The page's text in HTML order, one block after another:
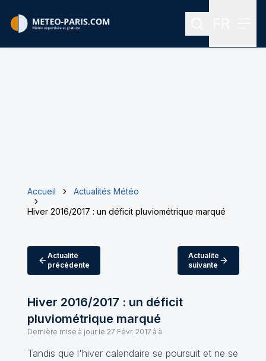
Rechercher
Accueil
Actualités Météo
Hiver 2016/2017 : un déficit pluviométrique marqué
Actualité
précédente
Actualité
suivante
Hiver 2016/2017 : un déficit
pluviométrique marqué
Dernière mise à jour le 27 Févr. 2017 à à
Tandis que l'hiver calendaire se poursuit et ne se